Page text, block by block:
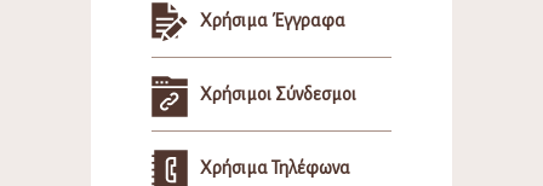
Χρήσιμα Έγγραφα
Χρήσιμοι Σύνδεσμοι
Χρήσιμα Τηλέφωνα